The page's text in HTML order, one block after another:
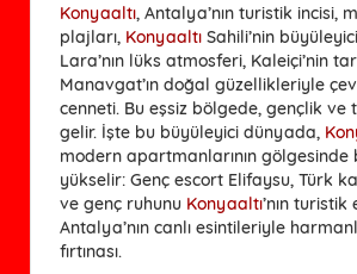
Konyaaltı, Antalya’nın turistik incisi,
plajları, Konyaaltı Sahili’nin
Lara’nın lüks atmosferi, Kaleiçi’nin
Manavgat’ın doğal güzellikleriyle
cenneti. Bu eşsiz bölgede, gençlik
gelir. İşte bu büyüleyici dünyada,
modern apartmanlarının gölgesinde
yükselir: Genç escort Elifaysu, Türk
ve genç ruhunu Konyaaltı’nın
Antalya’nın canlı esintileriyle
fırtınası.